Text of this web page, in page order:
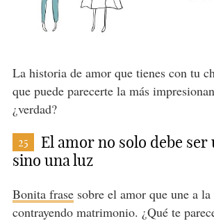
La historia de amor que tienes con tu
que puede parecerte la más
¿verdad?
25
El amor no solo debe ser
sino una luz
Bonita frasesobre el amor que une a la
contrayendo matrimonio. ¿Qué te